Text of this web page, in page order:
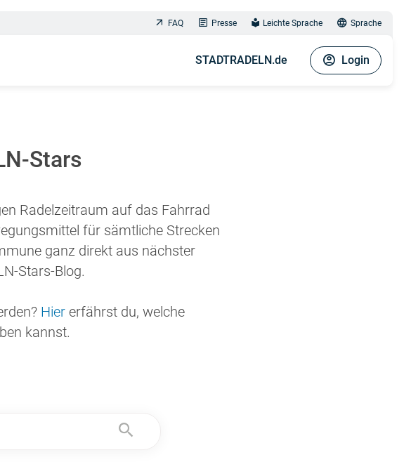
FAQ Presse Leichte Sprache Sprache
STADTRADELN.de Login
Stars
Radelzeitraum auf das Fahrrad
für sämtliche Strecken
ganz direkt aus nächster
Stars-Blog.
Hier erfährst du, welche
kannst.